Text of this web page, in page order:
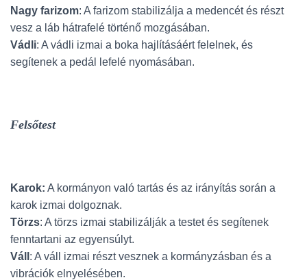
Nagy farizom: A farizom stabilizálja a medencét és részt
vesz a láb hátrafelé történő mozgásában.
Vádli: A vádli izmai a boka hajlításáért felelnek, és
segítenek a pedál lefelé nyomásában.
Felsőtest
Karok: A kormányon való tartás és az irányítás során a
karok izmai dolgoznak.
Törzs: A törzs izmai stabilizálják a testet és segítenek
fenntartani az egyensúlyt.
Váll : A váll izmai részt vesznek a kormányzásban és a
vibrációk elnyelésében.